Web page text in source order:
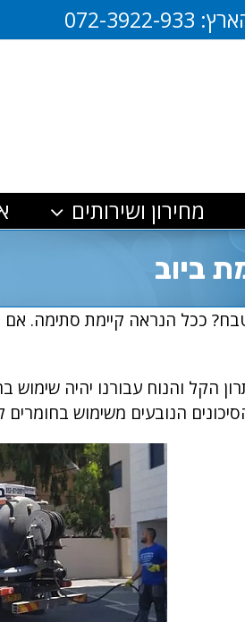
072-3922-933
מחירון ושירותים
ביוב
ככל הנראה קיימת סתימה.
הקל והנוח עבורנו יהיה
הנובעים משימוש בחומרים